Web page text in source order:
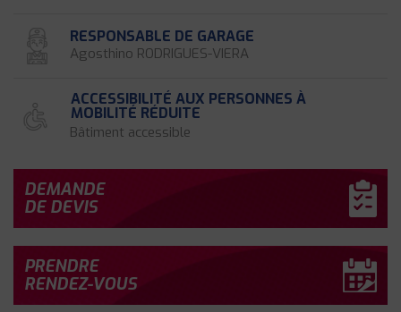
RESPONSABLE DE GARAGE
Agosthino RODRIGUES-VIERA
ACCESSIBILITÉ AUX PERSONNES À
MOBILITÉ RÉDUITE
Bâtiment accessible
DEMANDE
DE DEVIS
PRENDRE
RENDEZ-VOUS